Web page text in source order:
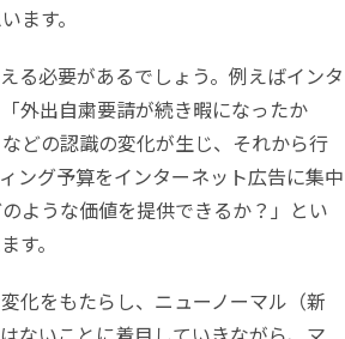
ます。
る必要があるでしょう。例えばインタ
外出自粛要請が続き暇になったか
どの認識の変化が生じ、それから行
ング予算をインターネット広告に集中
ような価値を提供できるか？」とい
す。
化をもたらし、ニューノーマル（新